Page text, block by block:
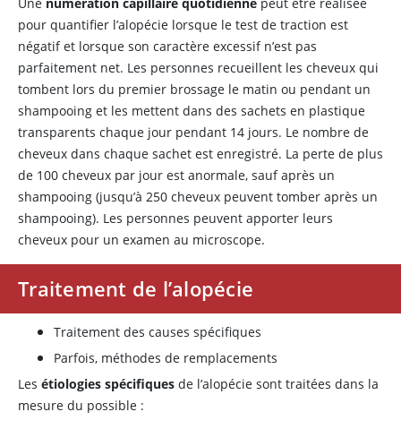
pour quantifier l’alopécie lorsque le test de traction est
négatif et lorsque son caractère excessif n’est pas
parfaitement net. Les personnes recueillent les cheveux qui
tombent lors du premier brossage le matin ou pendant un
shampooing et les mettent dans des sachets en plastique
transparents chaque jour pendant 14 jours. Le nombre de
cheveux dans chaque sachet est enregistré. La perte de plus
de 100 cheveux par jour est anormale, sauf après un
shampooing (jusqu’à 250 cheveux peuvent tomber après un
shampooing). Les personnes peuvent apporter leurs
cheveux pour un examen au microscope.
Traitement de l’alopécie
Traitement des causes spécifiques
Parfois, méthodes de remplacements
Les étiologies spécifiques de l’alopécie sont traitées dans la
mesure du possible :